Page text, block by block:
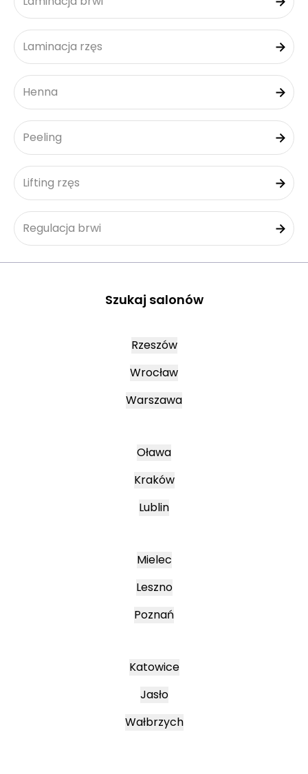
Laminacja rzęs
Henna
Peeling
Lifting rzęs
Regulacja brwi
Szukaj salonów
Rzeszów
Wrocław
Warszawa
Oława
Kraków
Lublin
Mielec
Leszno
Poznań
Katowice
Jasło
Wałbrzych